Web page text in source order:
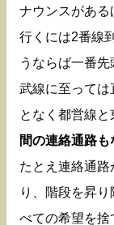
ナウンスがある
行くには2番線
うならば一番
武線に至っては
となく都営線と
間の連絡通路
たとえ連絡通
り、階段を昇
べての希望を